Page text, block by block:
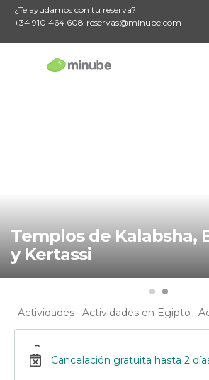
¿Te ayudamos con tu reserva?
+34 910 464 608 reservas@minube.com
Templos de Kalabsha, Beit El-Wali
y Kertassi
Actividades Actividades en Egipto
Cancelación gratuita hasta 2